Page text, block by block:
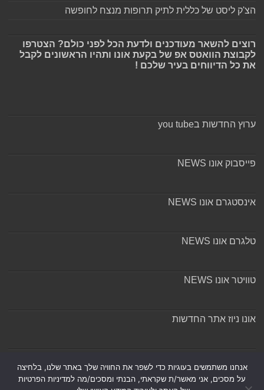
הצ'ק ליסט של כללית לתיק תרופות מנצח לחופשה
רוצים להשאר מעודכנים ולדעת הכל לפני כולם? הצטרפו
לקבוצת הוואטס אפ של בקעת אונו ותהיו הראשונים לקבל
את כל הדיווחים בעיר שלכם !
ערוץ החדשות בyou tube
פייסבוק אונו NEWS
אינסטגרם אונו NEWS
טלגרם אונו NEWS
טוויטר אונו NEWS
אונו ניוז אתר החדשות
אנחנו משתמשים בעוגיות כדי לשפר את החוויה שלך באתר שלנו, בלחיצה
על מסכים, אני מאשר/ת שקראתי, הבנתי ומסכים/מה למדיניות הפרטיות